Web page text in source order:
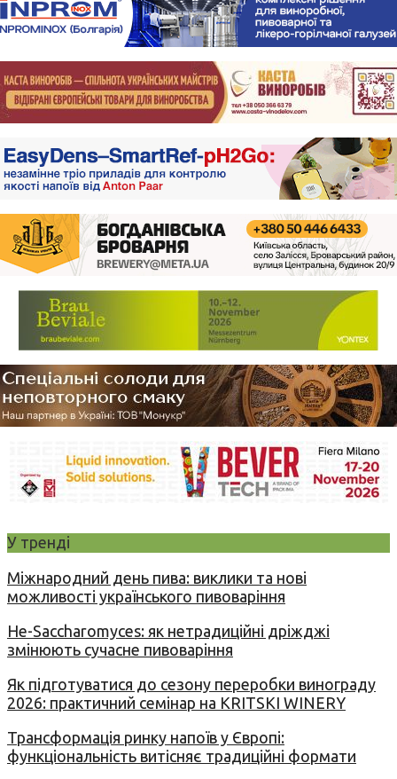
У тренді
Міжнародний день пива: виклики та нові
можливості українського пивоваріння
Не-Saccharomyces: як нетрадиційні дріжджі
змінюють сучасне пивоваріння
Як підготуватися до сезону переробки винограду
2026: практичний семінар на KRITSKI WINERY
Трансформація ринку напоїв у Європі:
функціональність витісняє традиційні формати